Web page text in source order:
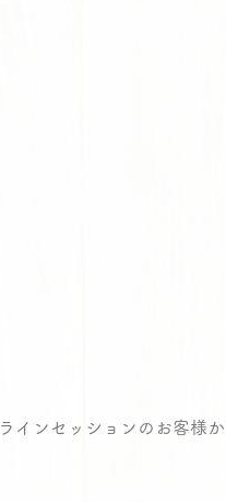
インセッションのお客様